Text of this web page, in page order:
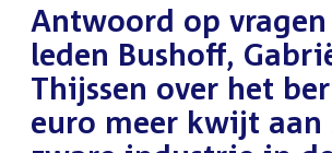
Antwoord op vragen
leden Bushoff,
Thijssen over het
euro meer kwijt aan